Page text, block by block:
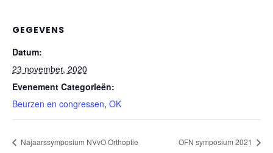
GEGEVENS
Datum:
23 november, 2020
Evenement Categorieën:
Beurzen en congressen, OK
Najaarssymposium NVvO Orthoptie OFN symposium 2021